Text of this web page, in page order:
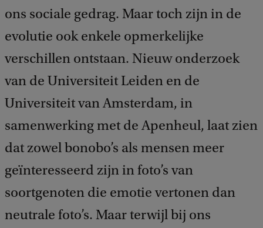
ons sociale gedrag. Maar toch zijn in de
evolutie ook enkele opmerkelijke
verschillen ontstaan. Nieuw onderzoek
van de Universiteit Leiden en de
Universiteit van Amsterdam, in
samenwerking met de Apenheul, laat zien
dat zowel bonobo’s als mensen meer
geïnteresseerd zijn in foto’s van
soortgenoten die emotie vertonen dan
neutrale foto’s. Maar terwijl bij ons